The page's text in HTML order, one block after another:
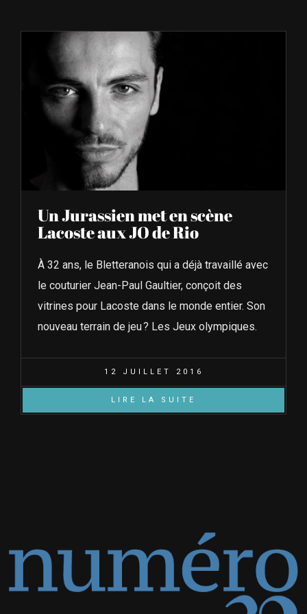
À L’AGENDA
OÙ TROUVER NUMÉRO 39
LIRE NUMÉRO 39
Un Jurassien met en scène
Lacoste aux JO de Rio
À 32 ans, le Bletteranois qui a déjà travaillé avec
le couturier Jean-Paul Gaultier, conçoit des
vitrines pour Lacoste dans le monde entier. Son
nouveau terrain de jeu ? Les Jeux olympiques.
12 JUILLET 2016
LIRE LA SUITE